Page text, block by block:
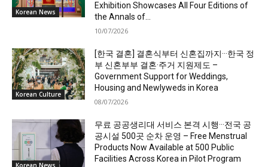
Korean News
Exhibition Showcases All Four Editions of
the Annals of...
10/07/2026
Korean Culture
[한국 결혼] 결혼식부터 신혼집까지···한국 정
부 신혼부부 결혼·주거 지원제도 –
Government Support for Weddings,
Housing and Newlyweds in Korea
08/07/2026
Korean News
무료 공공생리대 서비스 본격 시행···전국 공
공시설 500곳 순차 운영 – Free Menstrual
Products Now Available at 500 Public
Facilities Across Korea in Pilot Program